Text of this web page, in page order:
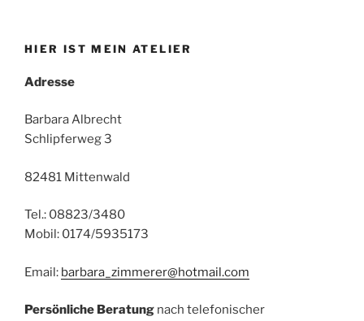
HIER IST MEIN ATELIER
Adresse
Barbara Albrecht
Schlipferweg 3
82481 Mittenwald
Tel.: 08823/3480
Mobil: 0174/5935173
Email: barbara_zimmerer@hotmail.com
Persönliche Beratung nach telefonischer